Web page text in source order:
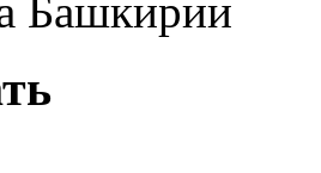
Башкирии